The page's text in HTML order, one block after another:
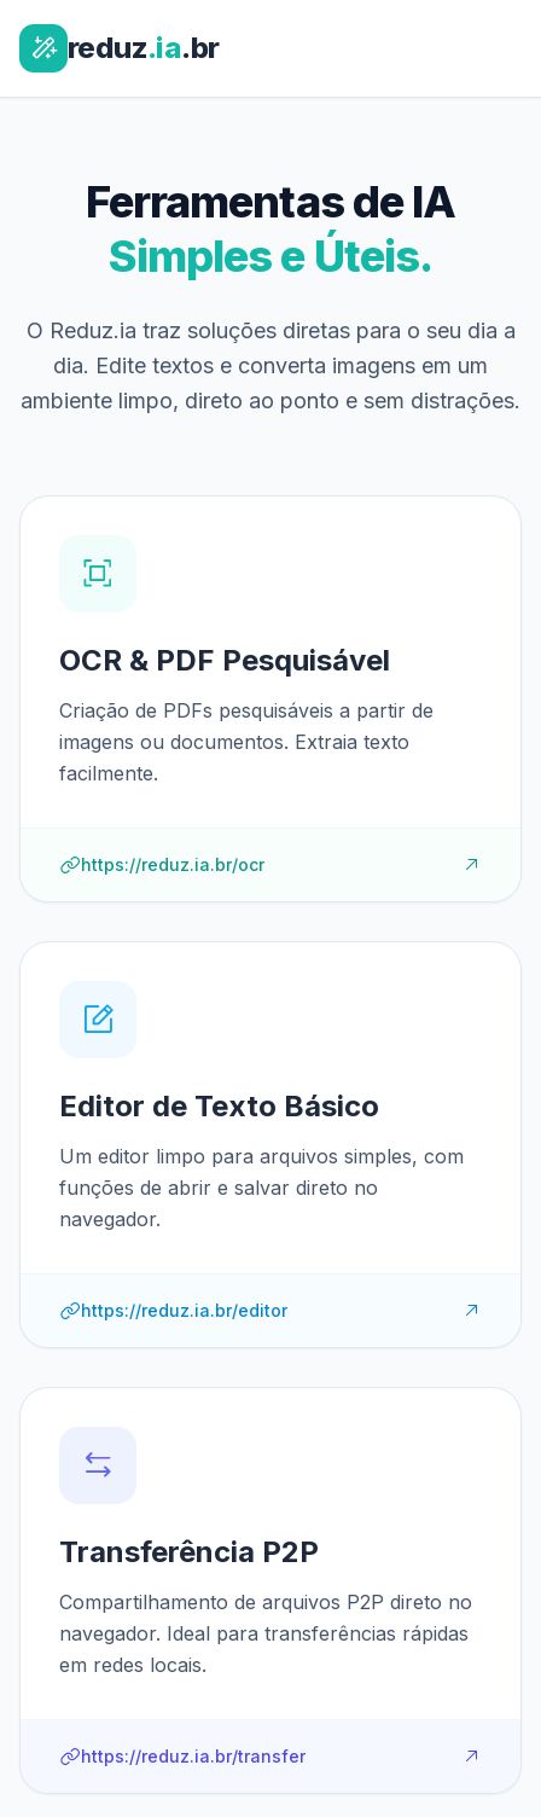
reduz.ia.br
Ferramentas de IA
Simples e Úteis.
O Reduz.ia traz soluções diretas para o seu dia a
dia. Edite textos e converta imagens em um
ambiente limpo, direto ao ponto e sem distrações.
OCR & PDF Pesquisável
Criação de PDFs pesquisáveis a partir de
imagens ou documentos. Extraia texto
facilmente.
https://reduz.ia.br/ocr
Editor de Texto Básico
Um editor limpo para arquivos simples, com
funções de abrir e salvar direto no
navegador.
https://reduz.ia.br/editor
Transferência P2P
Compartilhamento de arquivos P2P direto no
navegador. Ideal para transferências rápidas
em redes locais.
https://reduz.ia.br/transfer